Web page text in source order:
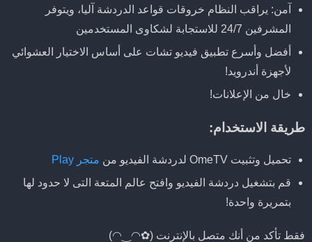
آمن: يراقب النظام خروقات قواعد الدردشة آليا، ويتوفر
المشرفين 24/7 للاستجابة لشكاوى المستخدمين
أفضل وأسرع تطبيق فيديو تشات على أساس الاختيار العشوائي
لأجهزة أندرويد!
خال من الإعلانات!
طريقة الاستخدام:
تحميل وتثبيت OmeTV لدردشة الفيديو من
متجر Play
قم بتشغيل دردشة الفيديو وافتح عالم المتعة التى لا حدود لها
بتمريرة واحدة!
فقط تأكد من أنك متصل بالإنترنت (✿◠‿◠)